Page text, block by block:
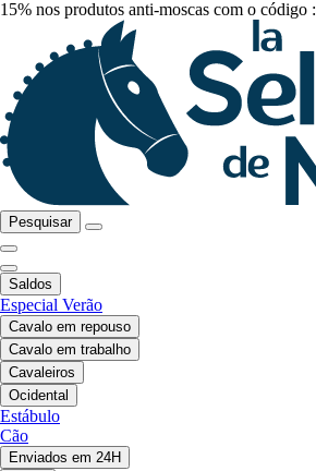
15% nos produtos anti-moscas com o código :
Pesquisar
Saldos
Especial Verão
Cavalo em repouso
Cavalo em trabalho
Cavaleiros
Ocidental
Estábulo
Cão
Enviados em 24H